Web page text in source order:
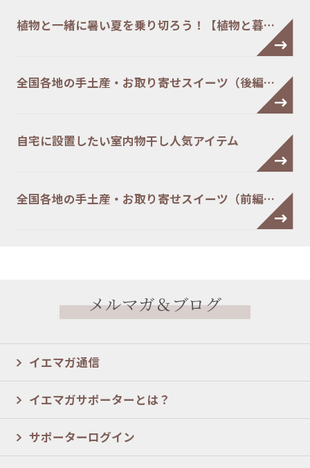
植物と一緒に暑い夏を乗り切ろう！【植物と暮…
全国各地の手土産・お取り寄せスイーツ（後編…
自宅に設置したい室内物干し人気アイテム
全国各地の手土産・お取り寄せスイーツ（前編…
メルマガ＆ブログ
イエマガ通信
イエマガサポーターとは？
サポーターログイン